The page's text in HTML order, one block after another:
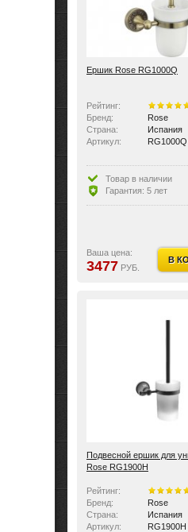
Ершик Rose RG1000Q
Рейтинг:
Бренд:
Rose
Страна:
Испания
Артикул:
RG1000Q
Товар в наличии
Гарантия: 5 лет
Ваша цена:
3477 РУБ.
В
Подвесной ершик для
Rose RG1900H
Рейтинг:
Бренд:
Rose
Страна:
Испания
Артикул:
RG1900H